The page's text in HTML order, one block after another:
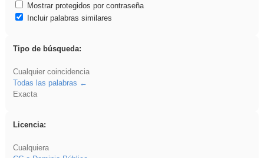
Mostrar protegidos por contraseña
Incluir palabras similares
Tipo de búsqueda:
Cualquier coincidencia
Todas las palabras
Exacta
Licencia:
Cualquiera